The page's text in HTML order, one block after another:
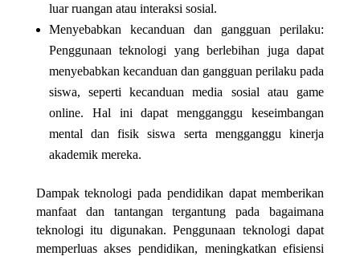
luar ruangan atau interaksi sosial.
Menyebabkan kecanduan dan gangguan perilaku:
Penggunaan teknologi yang berlebihan juga dapat
menyebabkan kecanduan dan gangguan perilaku pada
siswa, seperti kecanduan media sosial atau game
online. Hal ini dapat mengganggu keseimbangan
mental dan fisik siswa serta mengganggu kinerja
akademik mereka.
Dampak teknologi pada pendidikan dapat memberikan
manfaat dan tantangan tergantung pada bagaimana
teknologi itu digunakan. Penggunaan teknologi dapat
memperluas akses pendidikan, meningkatkan efisiensi